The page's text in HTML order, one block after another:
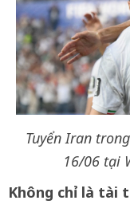
Tuyển Iran
16/06 tại
Không chỉ là tài